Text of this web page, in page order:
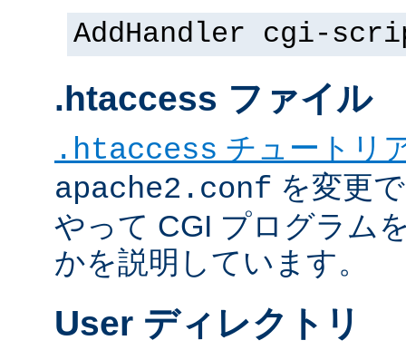
AddHandler cgi-
.htaccess ファイル
.htaccess チュートリ
apache2.conf を変更
やって CGI プログラム
かを説明しています。
User ディレクトリ